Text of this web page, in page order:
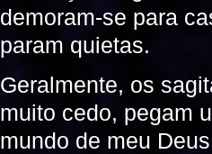
demoram-se para
param quietas.
Geralmente, os
muito cedo, pegam
mundo de meu